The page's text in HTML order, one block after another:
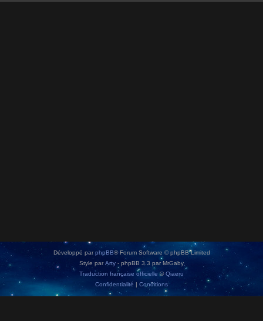
Développé par phpBB® Forum Software © phpBB Limited
Style parArty - phpBB 3.3 par MrGaby
Traduction française officielle ©Qiaeru
Confidentialité | Conditions